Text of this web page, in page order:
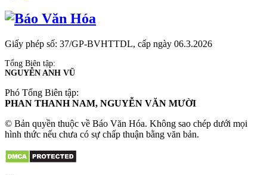
Giấy phép số: 37/GP-BVHTTDL, cấp ngày 06.3.2026
Tổng Biên tập:
NGUYỄN ANH VŨ
Phó Tổng Biên tập:
PHAN THANH NAM, NGUYỄN VĂN MƯỜI
© Bản quyền thuộc về Báo Văn Hóa. Không sao chép dưới mọi
hình thức nếu chưa có sự chấp thuận bằng văn bản.